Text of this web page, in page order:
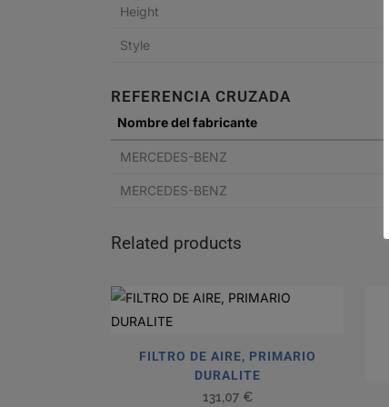
Height
Style
REFERENCIA CRUZADA
Nombre del fabricante
MERCEDES-BENZ
MERCEDES-BENZ
Related products
FILTRO DE AIRE, PRIMARIO
DURALITE
131,07 €